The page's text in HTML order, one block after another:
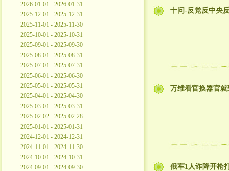
2026-01-01 - 2026-01-31
2025-12-01 - 2025-12-31
2025-11-01 - 2025-11-30
2025-10-01 - 2025-10-31
2025-09-01 - 2025-09-30
2025-08-01 - 2025-08-31
2025-07-01 - 2025-07-31
2025-06-01 - 2025-06-30
2025-05-01 - 2025-05-31
2025-04-01 - 2025-04-30
2025-03-01 - 2025-03-31
2025-02-02 - 2025-02-28
2025-01-01 - 2025-01-31
2024-12-01 - 2024-12-31
2024-11-01 - 2024-11-30
2024-10-01 - 2024-10-31
2024-09-01 - 2024-09-30
十问-反党反中央
万维看官换器官
俄军1人诈降开枪